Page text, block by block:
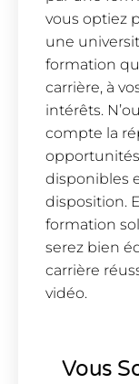
vous optiez
une
formation
carrière, à
intérêts.
compte la
disponibles
disposition.
formation
serez bien
carrière
vidéo.
Vous